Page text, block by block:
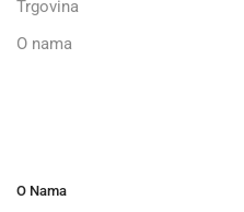
Trgovina
O nama
O Nama